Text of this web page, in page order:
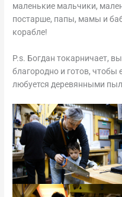
маленькие мальчики,
постарше, папы, мамы и
корабле!
P.s. Богдан токарничает,
благородно и готов, чтобы
любуется деревянными